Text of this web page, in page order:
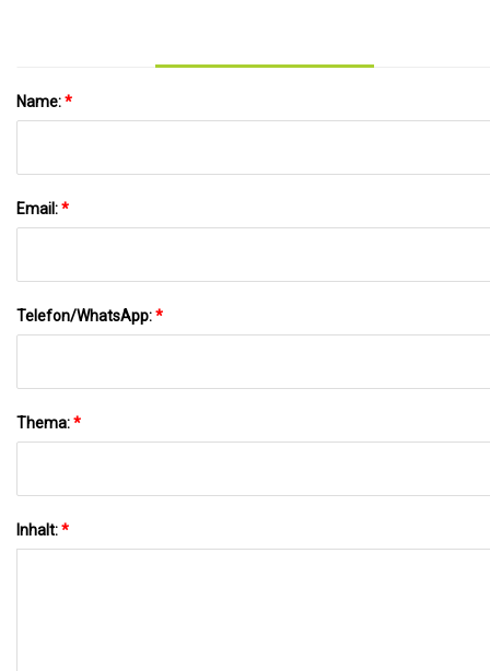
Name:*
Email:*
Telefon/WhatsApp:*
Thema:*
Inhalt:*